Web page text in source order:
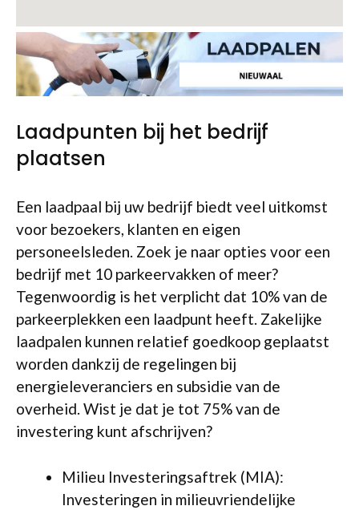
Laadpunten bij het bedrijf
plaatsen
Een laadpaal bij uw bedrijf biedt veel uitkomst
voor bezoekers, klanten en eigen
personeelsleden. Zoek je naar opties voor een
bedrijf met 10 parkeervakken of meer?
Tegenwoordig is het verplicht dat 10% van de
parkeerplekken een laadpunt heeft. Zakelijke
laadpalen kunnen relatief goedkoop geplaatst
worden dankzij de regelingen bij
energieleveranciers en subsidie van de
overheid. Wist je dat je tot 75% van de
investering kunt afschrijven?
Milieu Investeringsaftrek (MIA):
Investeringen in milieuvriendelijke